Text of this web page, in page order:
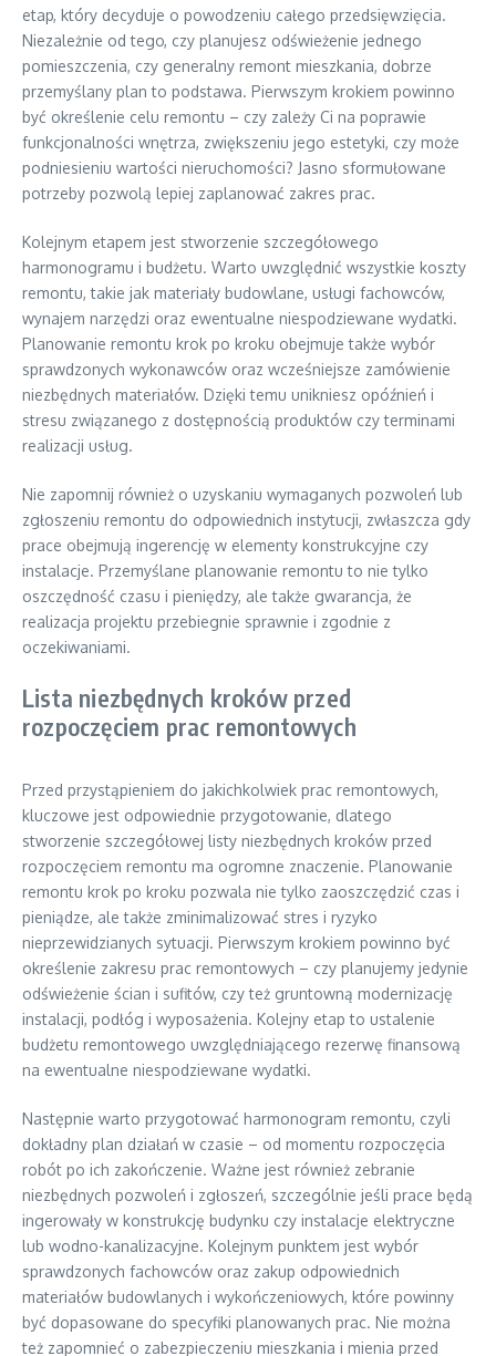
etap, który decyduje o powodzeniu całego przedsięwzięcia.
Niezależnie od tego, czy planujesz odświeżenie jednego
pomieszczenia, czy generalny remont mieszkania, dobrze
przemyślany plan to podstawa. Pierwszym krokiem powinno
być określenie celu remontu – czy zależy Ci na poprawie
funkcjonalności wnętrza, zwiększeniu jego estetyki, czy może
podniesieniu wartości nieruchomości? Jasno sformułowane
potrzeby pozwolą lepiej zaplanować zakres prac.
Kolejnym etapem jest stworzenie szczegółowego
harmonogramu i budżetu. Warto uwzględnić wszystkie koszty
remontu, takie jak materiały budowlane, usługi fachowców,
wynajem narzędzi oraz ewentualne niespodziewane wydatki.
Planowanie remontu krok po kroku obejmuje także wybór
sprawdzonych wykonawców oraz wcześniejsze zamówienie
niezbędnych materiałów. Dzięki temu unikniesz opóźnień i
stresu związanego z dostępnością produktów czy terminami
realizacji usług.
Nie zapomnij również o uzyskaniu wymaganych pozwoleń lub
zgłoszeniu remontu do odpowiednich instytucji, zwłaszcza gdy
prace obejmują ingerencję w elementy konstrukcyjne czy
instalacje. Przemyślane planowanie remontu to nie tylko
oszczędność czasu i pieniędzy, ale także gwarancja, że
realizacja projektu przebiegnie sprawnie i zgodnie z
oczekiwaniami.
Lista niezbędnych kroków przed
rozpoczęciem prac remontowych
Przed przystąpieniem do jakichkolwiek prac remontowych,
kluczowe jest odpowiednie przygotowanie, dlatego
stworzenie szczegółowej listy niezbędnych kroków przed
rozpoczęciem remontu ma ogromne znaczenie. Planowanie
remontu krok po kroku pozwala nie tylko zaoszczędzić czas i
pieniądze, ale także zminimalizować stres i ryzyko
nieprzewidzianych sytuacji. Pierwszym krokiem powinno być
określenie zakresu prac remontowych – czy planujemy jedynie
odświeżenie ścian i sufitów, czy też gruntowną modernizację
instalacji, podłóg i wyposażenia. Kolejny etap to ustalenie
budżetu remontowego uwzględniającego rezerwę finansową
na ewentualne niespodziewane wydatki.
Następnie warto przygotować harmonogram remontu, czyli
dokładny plan działań w czasie – od momentu rozpoczęcia
robót po ich zakończenie. Ważne jest również zebranie
niezbędnych pozwoleń i zgłoszeń, szczególnie jeśli prace będą
ingerowały w konstrukcję budynku czy instalacje elektryczne
lub wodno-kanalizacyjne. Kolejnym punktem jest wybór
sprawdzonych fachowców oraz zakup odpowiednich
materiałów budowlanych i wykończeniowych, które powinny
być dopasowane do specyfiki planowanych prac. Nie można
też zapomnieć o zabezpieczeniu mieszkania i mienia przed